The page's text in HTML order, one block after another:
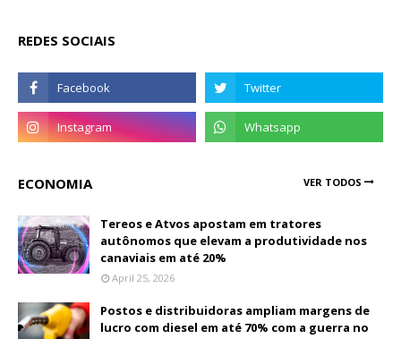
REDES SOCIAIS
ECONOMIA VER TODOS
Tereos e Atvos apostam em tratores
autônomos que elevam a produtividade nos
canaviais em até 20%
April 25, 2026
Postos e distribuidoras ampliam margens de
lucro com diesel em até 70% com a guerra no